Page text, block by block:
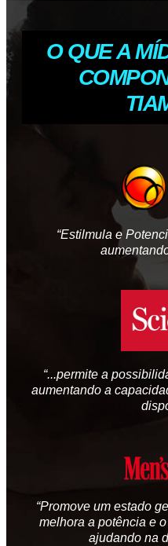
O QUE A
“Estilmula e
“...permite a
aumentando a
“Promove um estado
melhora a potência e
ajudando na